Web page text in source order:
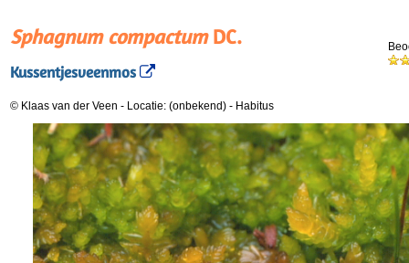
Sphagnum compactumDC.
Kussentjesveenmos
© Klaas van der Veen - Locatie: (onbekend) - Habitus